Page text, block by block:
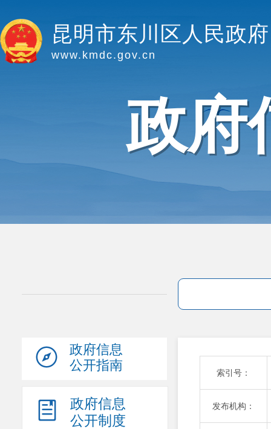
昆明市东川区人民政府
www.kmdc.gov.cn
政府
政府信息
公开指南
政府信息
公开制度
索引号：
发布机构：